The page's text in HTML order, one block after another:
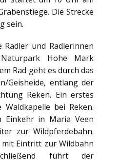
Die Strecke
sein.
Radler und Radlerinnen
Hohe Mark
Rad geht es durch das
Geisheide, entlang der
Reken. Ein erstes
Waldkapelle bei Reken.
Einkehr in Maria Veen
zur Wildpferdebahn.
Eintritt zur Wildbahn
führt der